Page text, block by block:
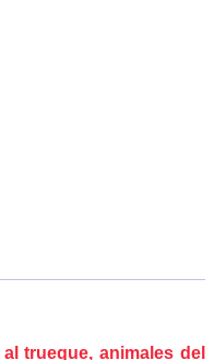
trueque, animales del